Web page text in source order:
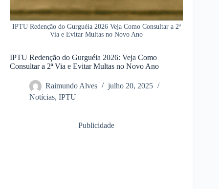
IPTU Redenção do Gurguéia 2026 Veja Como Consultar a 2ª
Via e Evitar Multas no Novo Ano
IPTU Redenção do Gurguéia 2026: Veja Como
Consultar a 2ª Via e Evitar Multas no Novo Ano
Raimundo Alves
julho 20, 2025
Notícias, IPTU
Publicidade